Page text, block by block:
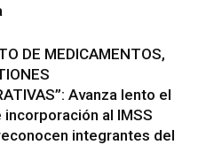
DE MEDICAMENTOS,
Avanza lento el
al IMSS
integrantes del